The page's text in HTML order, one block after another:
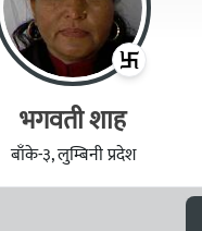
भगवती शाह
बाँके-३, लुम्बिनी प्रदेश